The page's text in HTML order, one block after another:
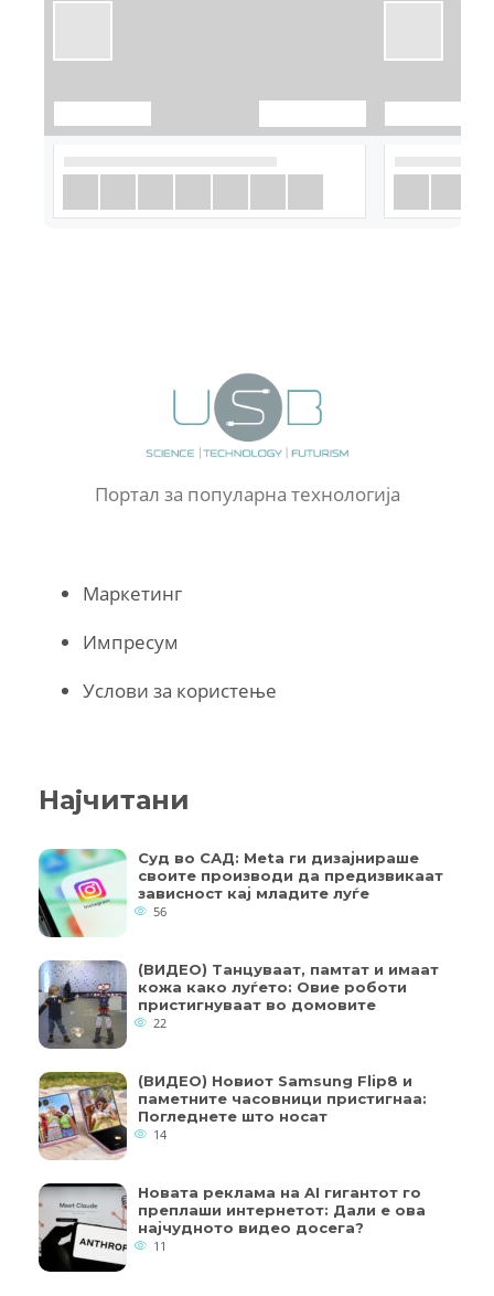
Портал за популарна технологија
Маркетинг
Импресум
Услови за користење
Најчитани
Суд во САД: Meta ги дизајнираше
своите производи да предизвикаат
зависност кај младите луѓе
56
(ВИДЕО) Танцуваат, памтат и имаат
кожа како луѓето: Овие роботи
пристигнуваат во домовите
22
(ВИДЕО) Новиот Samsung Flip8 и
паметните часовници пристигнаа:
Погледнете што носат
14
Новата реклама на AI гигантот го
преплаши интернетот: Дали е ова
најчудното видео досега?
11